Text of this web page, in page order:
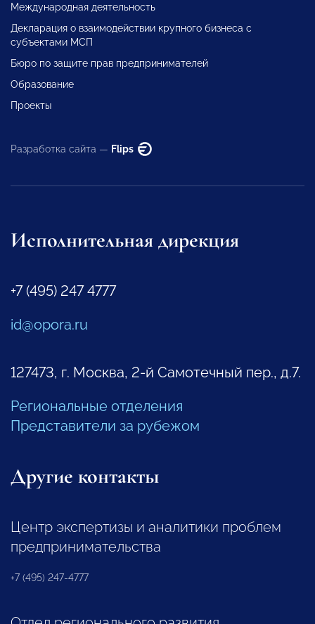
Международная деятельность
Декларация о взаимодействии крупного бизнеса с
субъектами МСП
Бюро по защите прав предпринимателей
Образование
Проекты
Разработка сайта — Flips
Исполнительная дирекция
+7 (495) 247 4777
id@opora.ru
127473, г. Москва, 2-й Самотечный пер., д.7.
Региональные отделения
Представители за рубежом
Другие контакты
Центр экспертизы и аналитики проблем
предпринимательства
+7 (495) 247-4777